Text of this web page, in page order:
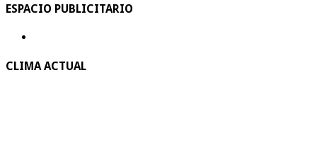
ESPACIO PUBLICITARIO
CLIMA ACTUAL